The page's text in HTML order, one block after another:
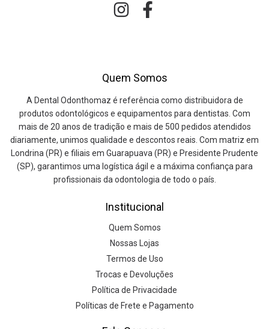
Quem Somos
A Dental Odonthomaz é referência como distribuidora de
produtos odontológicos e equipamentos para dentistas. Com
mais de 20 anos de tradição e mais de 500 pedidos atendidos
diariamente, unimos qualidade e descontos reais. Com matriz em
Londrina (PR) e filiais em Guarapuava (PR) e Presidente Prudente
(SP), garantimos uma logística ágil e a máxima confiança para
profissionais da odontologia de todo o país.
Institucional
Quem Somos
Nossas Lojas
Termos de Uso
Trocas e Devoluções
Política de Privacidade
Políticas de Frete e Pagamento